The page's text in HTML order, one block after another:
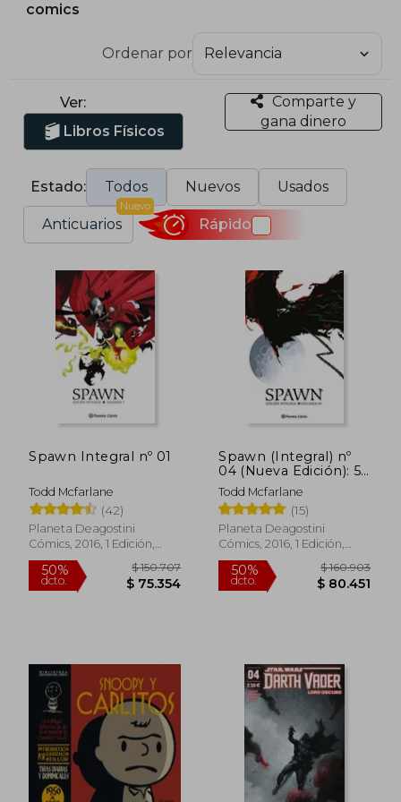
comics
Ordenar por
Ver:
Libros Físicos
Comparte y
gana dinero
Estado: Todos Nuevos Usados
Anticuarios
Nuevo
Rápido
Spawn Integral nº 01
Todd Mcfarlane
(42)
Planeta Deagostini
Cómics, 2016, 1 Edición,
Tapa Dura, Nuevo
50%
dcto.
$ 150.707
$ 75.354
Spawn (Integral) nº
04 (Nueva Edición): 59
(Independientes Usa)
Todd Mcfarlane
(15)
Planeta Deagostini
Cómics, 2016, 1 Edición,
Tapa Dura, Nuevo
50%
dcto.